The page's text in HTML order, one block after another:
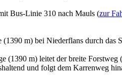
Bus-Linie 310 nach Mauls (zur
m) bei Niederflans durch das
(1390 m) leitet der breite
und folgt dem Karrenweg